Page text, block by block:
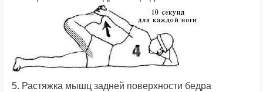
5. Растяжка мышц задней поверхности бедра